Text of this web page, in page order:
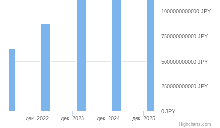
дек. 2022 дек. 2023 дек. 2024 дек. 2025
0 JPY
250000000000 JPY
500000000000 JPY
750000000000 JPY
1000000000000 JPY
Highcharts.com